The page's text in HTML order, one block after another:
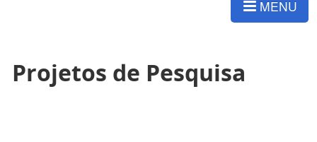
MENU
Projetos de Pesquisa